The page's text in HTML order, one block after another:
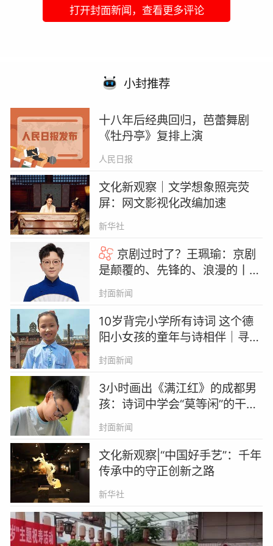
打开封面新闻，查看更多评论
小封推荐
十八年后经典回归，芭蕾舞剧
《牡丹亭》复排上演
人民日报
文化新观察｜文学想象照亮荧
屏：网文影视化改编加速
新华社
京剧过时了？王珮瑜：京剧
是颠覆的、先锋的、浪漫的丨名
人大讲堂
封面新闻
10岁背完小学所有诗词 这个德
阳小女孩的童年与诗相伴｜寻找
四川诗词少年
封面新闻
3小时画出《满江红》的成都男
孩：诗词中学会“莫等闲”的干劲
丨寻找四川诗词少年
封面新闻
文化新观察|“中国好手艺”：千年
传承中的守正创新之路
新华社